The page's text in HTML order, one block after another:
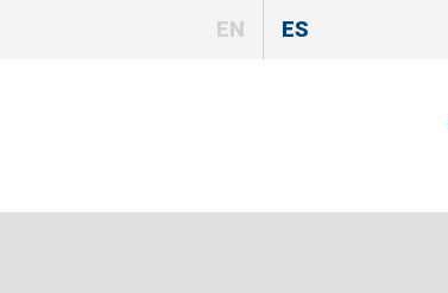
EN ES